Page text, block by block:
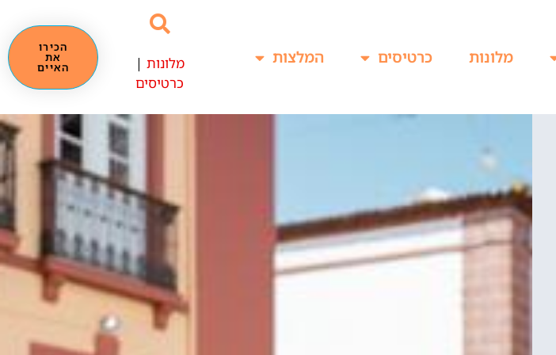
מלונות כרטיסים המלצות מלונות |
כרטיסים
הכירו
את
האיים